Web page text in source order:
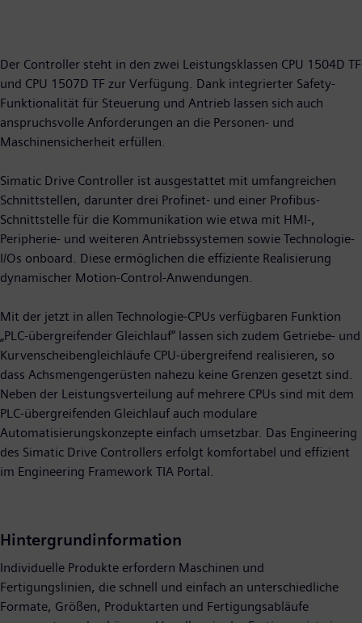
Der Controller steht in den zwei Leistungsklassen CPU 1504D TF
und CPU 1507D TF zur Verfügung. Dank integrierter Safety-
Funktionalität für Steuerung und Antrieb lassen sich auch
anspruchsvolle Anforderungen an die Personen- und
Maschinensicherheit erfüllen.
Simatic Drive Controller ist ausgestattet mit umfangreichen
Schnittstellen, darunter drei Profinet- und einer Profibus-
Schnittstelle für die Kommunikation wie etwa mit HMI-,
Peripherie- und weiteren Antriebssystemen sowie Technologie-
I/Os onboard. Diese ermöglichen die effiziente Realisierung
dynamischer Motion-Control-Anwendungen.
Mit der jetzt in allen Technologie-CPUs verfügbaren Funktion
„PLC-übergreifender Gleichlauf“ lassen sich zudem Getriebe- und
Kurvenscheibengleichläufe CPU-übergreifend realisieren, so
dass Achsmengengerüsten nahezu keine Grenzen gesetzt sind.
Neben der Leistungsverteilung auf mehrere CPUs sind mit dem
PLC-übergreifenden Gleichlauf auch modulare
Automatisierungskonzepte einfach umsetzbar. Das Engineering
des Simatic Drive Controllers erfolgt komfortabel und effizient
im Engineering Framework TIA Portal.
Hintergrundinformation
Individuelle Produkte erfordern Maschinen und
Fertigungslinien, die schnell und einfach an unterschiedliche
Formate, Größen, Produktarten und Fertigungsabläufe